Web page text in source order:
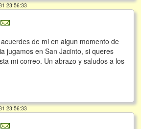
23:56:33
de mi en algun momento de
jugamos en San Jacinto, si queres
mi correo. Un abrazo y saludos a los
23:56:33